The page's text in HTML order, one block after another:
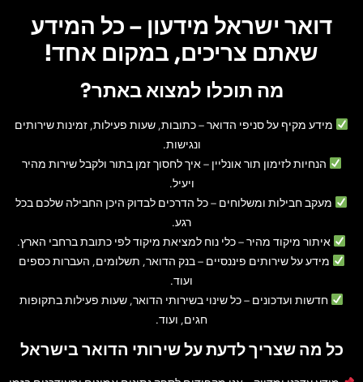
דואר ישראל מידעון – כל המידע
שאתם צריכים, במקום אחד!
מה תוכלו למצוא באתר?
מידע מקיף על סניפי הדואר– כתובות, שעות פעילות, זמינות שירותים
ונגישות.
הנחיות לזימון תור אונליין – איך לחסוך זמן בתור ולקבל שירות מהיר
ויעיל.
מעקב חבילות ומשלוחים – כל הדרכים לבדוק היכן החבילה שלכם בכל
רגע.
איתור מיקוד מהיר– כלי נוח למציאת מיקוד לפי כתובת ברחבי הארץ.
מידע על שירותים פיננסיים – בנק הדואר, תשלומים, העברות כספים
ועוד.
חדשות ועדכונים – כל שינוי בשירותי הדואר, שעות פעילות בתקופות
חגים, ועוד.
כל מה שצריך לדעת על שירותי הדואר בישראל